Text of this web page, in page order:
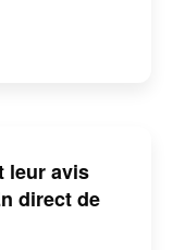
leur avis
direct de